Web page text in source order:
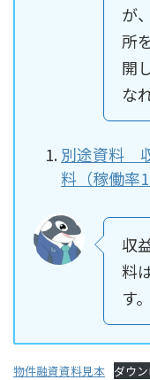
が
所
開
な
別途資料
料（稼働率
収
料
す。
物件融資資料見本 ダウ